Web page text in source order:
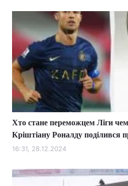
Хто стане переможцем Ліги
Кріштіану Роналду поділився
16:31, 28.12.2024